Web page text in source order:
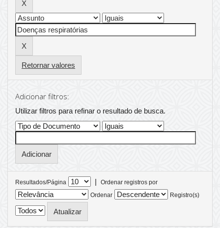
Retornar valores
Adicionar filtros:
Utilizar filtros para refinar o resultado de busca.
Resultados/Página |
Ordenar registros por
Ordenar
Registro(s)